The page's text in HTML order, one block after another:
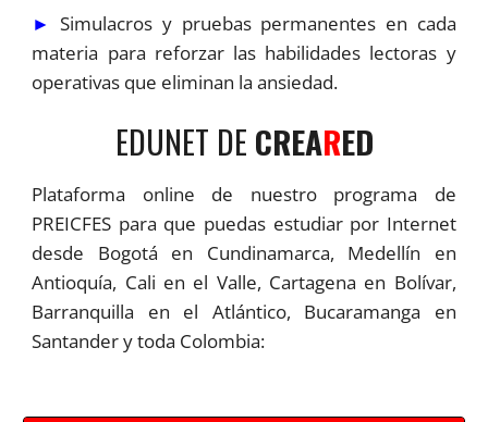
►Simulacros y pruebas permanentes en cada
materia para reforzar las habilidades lectoras y
operativas que eliminan la ansiedad.
EDUNET DE CREARED
Plataforma online de nuestro programa de
PREICFES para que puedas estudiar por Internet
desde Bogotá en Cundinamarca, Medellín en
Antioquía, Cali en el Valle, Cartagena en Bolívar,
Barranquilla en el Atlántico, Bucaramanga en
Santander y toda Colombia: